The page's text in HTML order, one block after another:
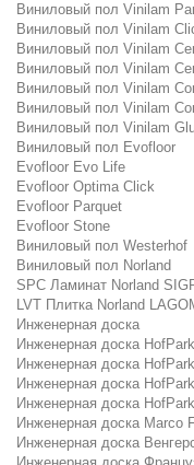
Виниловый пол Vinilam
Виниловый пол Vinilam
Виниловый пол Vinilam
Виниловый пол Vinilam
Виниловый пол Vinilam
Виниловый пол Vinilam
Виниловый пол Vinilam
Виниловый пол Evofloor
Evofloor Evo Life
Evofloor Optima Click
Evofloor Parquet
Evofloor Stone
Виниловый пол Westerhof
Виниловый пол Norland
SPC Ламинат Norland
LVT Плитка Norland
Инженерная доска
Инженерная доска
Инженерная доска
Инженерная доска
Инженерная доска
Инженерная доска Marco
Инженерная доска